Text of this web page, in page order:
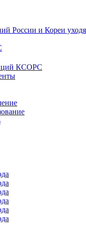
России и Кореи
КСОРС